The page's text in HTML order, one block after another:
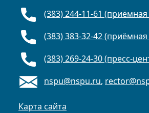
(383) 244-11-61
(383) 383-32-42
(383) 269-24-30 (пресс-
nspu@nspu.ru,
Карта сайта